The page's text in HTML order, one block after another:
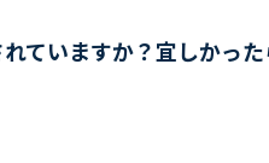
ていますか？宜しかっ